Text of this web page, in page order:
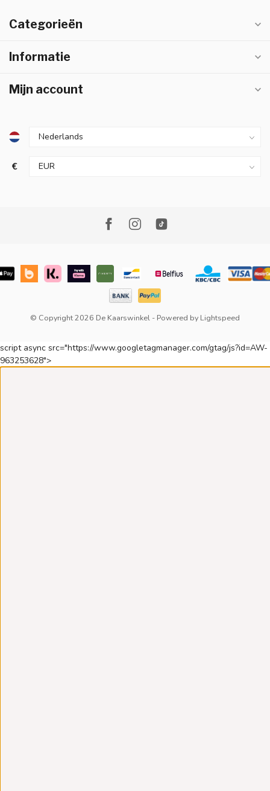
Categorieën
Informatie
Mijn account
€
© Copyright 2026 De Kaarswinkel - Powered by Lightspeed
script async src="https://www.googletagmanager.com/gtag/js?id=AW-
963253628">